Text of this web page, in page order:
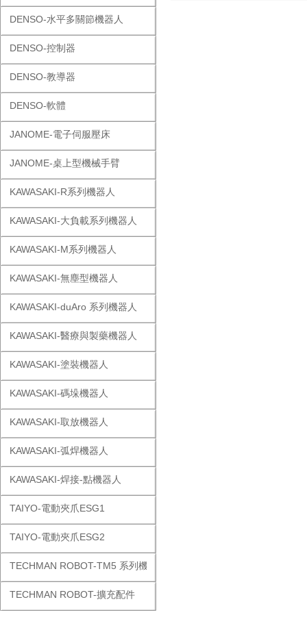
DENSO-水平多關節機器人
DENSO-控制器
DENSO-教導器
DENSO-軟體
JANOME-電子伺服壓床
JANOME-桌上型機械手臂
KAWASAKI-R系列機器人
KAWASAKI-大負載系列機器人
KAWASAKI-M系列機器人
KAWASAKI-無塵型機器人
KAWASAKI-duAro 系列機器人
KAWASAKI-醫療與製藥機器人
KAWASAKI-塗裝機器人
KAWASAKI-碼垛機器人
KAWASAKI-取放機器人
KAWASAKI-弧焊機器人
KAWASAKI-焊接-點機器人
TAIYO-電動夾爪ESG1
TAIYO-電動夾爪ESG2
TECHMAN ROBOT-TM5 系列機器人
TECHMAN ROBOT-擴充配件